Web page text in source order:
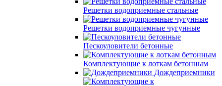
Решетки водоприемные стальные
Решетки водоприемные чугунные
Пескоуловители бетонные
Комплектующие к лоткам бетонным
Дождеприемники